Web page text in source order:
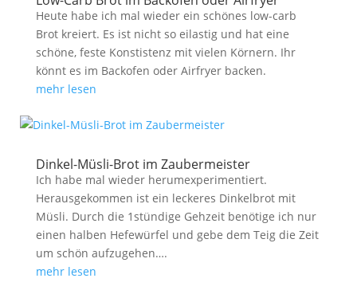
Heute habe ich mal wieder ein schönes low-carb
Brot kreiert. Es ist nicht so eilastig und hat eine
schöne, feste Konstistenz mit vielen Körnern. Ihr
könnt es im Backofen oder Airfryer backen.
mehr lesen
Dinkel-Müsli-Brot im Zaubermeister
Ich habe mal wieder herumexperimentiert.
Herausgekommen ist ein leckeres Dinkelbrot mit
Müsli. Durch die 1stündige Gehzeit benötige ich nur
einen halben Hefewürfel und gebe dem Teig die Zeit
um schön aufzugehen….
mehr lesen